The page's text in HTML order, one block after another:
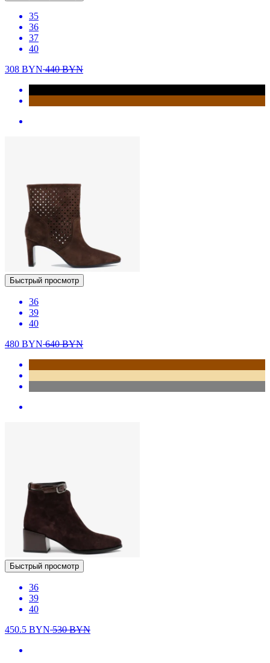
35
36
37
40
308 BYN440BYN
Быстрый просмотр
36
39
40
480 BYN640BYN
Быстрый просмотр
36
39
40
450.5 BYN530BYN